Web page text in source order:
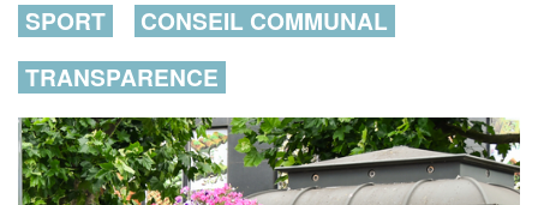
SPORT
CONSEIL COMMUNAL
TRANSPARENCE